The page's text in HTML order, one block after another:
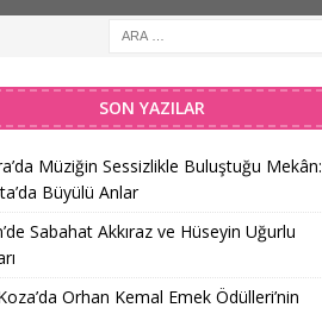
SON YAZILAR
Müziğin Sessizlikle Buluştuğu Mekân:
Büyülü Anlar
Sabahat Akkıraz ve Hüseyin Uğurlu
Orhan Kemal Emek Ödülleri’nin